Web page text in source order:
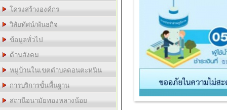
โครงสร้างองค์กร
วิสัยทัศน์/พันธกิจ
ข้อมูลทั่วไป
ด้านสังคม
หมู่บ้านในเขตตำบลดอนตะหนิน
การบริการขั้นพื้นฐาน
สถานีอนามัยทองหลางน้อย